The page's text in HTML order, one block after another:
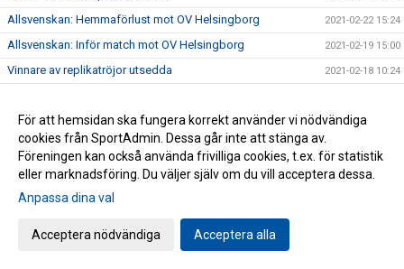
Allsvenskan: Hemmaförlust mot OV Helsingborg 2021-02-22 15:24
Allsvenskan: Inför match mot OV Helsingborg 2021-02-19 15:00
Vinnare av replikatröjor utsedda 2021-02-18 10:24
Allsvenskan: Förlust efter jämnt derby mot Tyresö 2021-02-15 12:17
Allsvenskan: Inför match mot Tyresö Handboll 2021-02-13 10:25
Rapport från semmelbageriet 2021-02-11 15:23
Covid-19: Enstaka matcher för U8-U15
Allsvenskan: GT Söder förlorade mot Eskilstuna Guif
Allsvenskan: Inför match mot Eskilstuna Guif
För att hemsidan ska fungera korrekt använder vi nödvändiga
cookies från SportAdmin. Dessa går inte att stänga av.
Föreningen kan också använda frivilliga cookies, t.ex. för statistik
eller marknadsföring. Du väljer själv om du vill acceptera dessa.
Anpassa dina val
Acceptera nödvändiga Acceptera alla